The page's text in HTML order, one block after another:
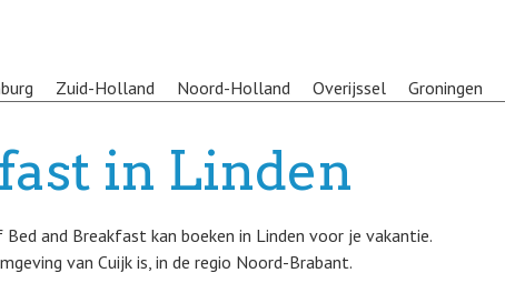
Zuid-Holland Noord-Holland Overijssel Groningen
in Linden
and Breakfast kan boeken in Linden voor je vakantie.
van Cuijk is, in de regio Noord-Brabant.